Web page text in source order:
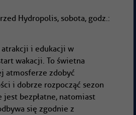
Hydropolis, sobota, godz.:
atrakcji i edukacji w
wakacji. To świetna
atmosferze zdobyć
i dobrze rozpocząć sezon
bezpłatne, natomiast
się zgodnie z